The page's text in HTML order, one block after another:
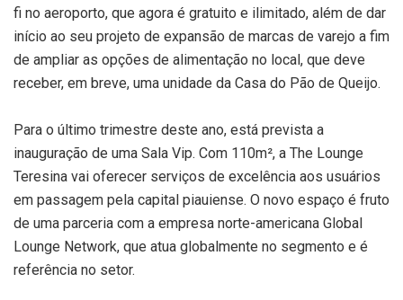
fi no aeroporto, que agora é gratuito e ilimitado, além de dar
início ao seu projeto de expansão de marcas de varejo a fim
de ampliar as opções de alimentação no local, que deve
receber, em breve, uma unidade da Casa do Pão de Queijo.
Para o último trimestre deste ano, está prevista a
inauguração de uma Sala Vip. Com 110m², a The Lounge
Teresina vai oferecer serviços de excelência aos usuários
em passagem pela capital piauiense. O novo espaço é fruto
de uma parceria com a empresa norte-americana Global
Lounge Network, que atua globalmente no segmento e é
referência no setor.